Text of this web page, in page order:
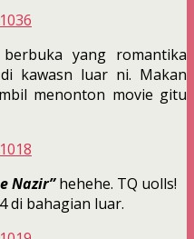
yang romantika
kawasn luar ni. Makan
menonton movie gitu
Nazir”hehehe. TQ uolls!
di bahagian luar.